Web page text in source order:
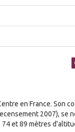
en France. Son
2007), se
et 89 mètres